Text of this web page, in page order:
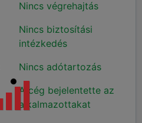
Nincs végrehajtás
Nincs biztosítási
intézkedés
Nincs adótartozás
A cég bejelentette az
alkalmazottakat